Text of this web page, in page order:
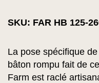
SKU: FAR HB 125-
La pose spécifique
bâton rompu fait de
Farm est raclé